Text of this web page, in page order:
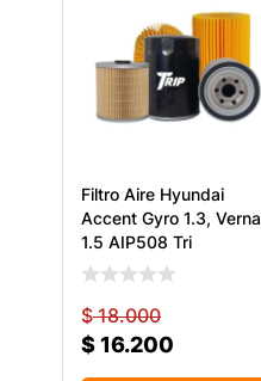
Filtro Aire Hyundai
Accent Gyro 1.3, Verna
1.5 AIP508 Tri
$18.000
$16.200